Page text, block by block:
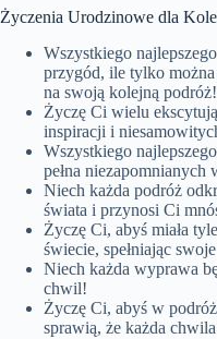
Życzenia Urodzinowe dla
Wszystkiego
przygód, ile tylko
na swoją kolejną podróż!
Życzę Ci wielu
inspiracji i
Wszystkiego
pełna
Niech każda podróż
świata i przynosi Ci
Życzę Ci, abyś miała
świecie, spełniając
Niech każda wyprawa
chwil!
Życzę Ci, abyś w
sprawią, że każda